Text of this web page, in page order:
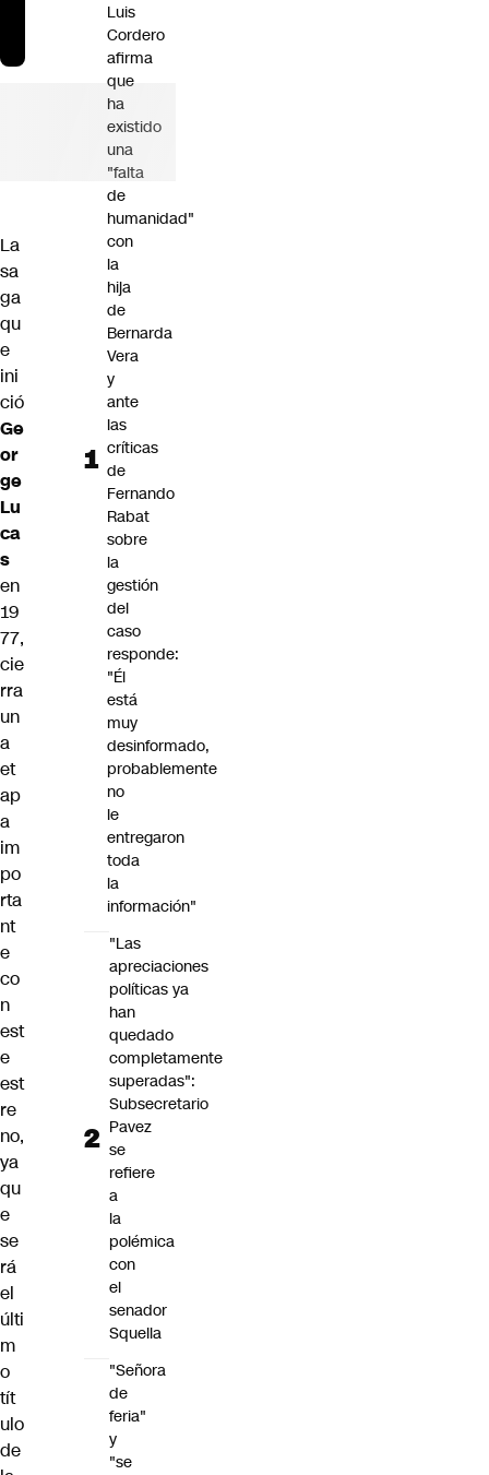
La
sa
ga
qu
e
ini
ció
Ge
or
ge
Lu
ca
s
en
19
77,
cie
rra
un
a
et
ap
a
im
po
rta
nt
e
co
n
est
e
est
re
no,
ya
qu
e
se
rá
el
últi
m
o
tít
ulo
de
Luis
Cordero
afirma
que
ha
existido
una
"falta
de
humanidad"
con
la
hija
de
Bernarda
Vera
y
ante
las
críticas
de
Fernando
Rabat
sobre
la
gestión
del
caso
responde:
"Él
está
muy
desinformado,
probablemente
no
le
entregaron
toda
la
información"
"Las
apreciaciones
políticas ya
han
quedado
completamente
superadas":
Subsecretario
Pavez
se
refiere
a
la
polémica
con
el
senador
Squella
"Señora
de
feria"
y
"se